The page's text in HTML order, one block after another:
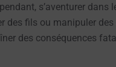
s’aventurer dans
des fils ou manipuler
des conséquences